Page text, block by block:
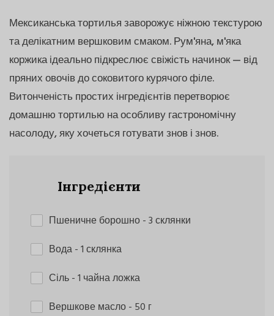
Мексиканська тортилья заворожує ніжною текстурою
та делікатним вершковим смаком. Рум'яна, м'яка
коржика ідеально підкреслює свіжість начинок — від
пряних овочів до соковитого курячого філе.
Витонченість простих інгредієнтів перетворює
домашню тортилью на особливу гастрономічну
насолоду, яку хочеться готувати знов і знов.
Інгредієнти
Пшеничне борошно- 3 склянки
Вода- 1 склянка
Сіль- 1 чайна ложка
Вершкове масло- 50 г